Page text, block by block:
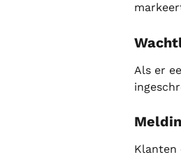
Als er
Klanten